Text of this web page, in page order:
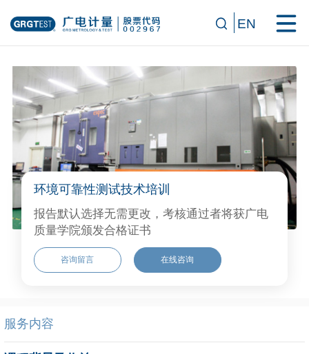
EN
环境可靠性测试技术培训
报告默认选择无需更改，考核通过者将获广电
质量学院颁发合格证书
咨询留言 在线咨询
服务内容